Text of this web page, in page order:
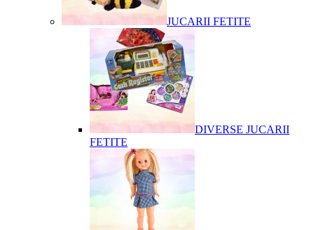
JUCARII FETITE
DIVERSE JUCARII
FETITE